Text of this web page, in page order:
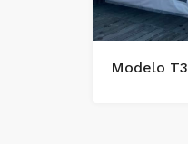
Modelo T3